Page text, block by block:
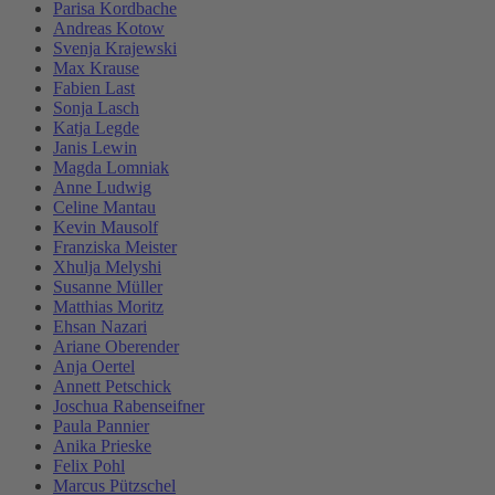
Parisa Kordbache
Andreas Kotow
Svenja Krajewski
Max Krause
Fabien Last
Sonja Lasch
Katja Legde
Janis Lewin
Magda Lomniak
Anne Ludwig
Celine Mantau
Kevin Mausolf
Franziska Meister
Xhulja Melyshi
Susanne Müller
Matthias Moritz
Ehsan Nazari
Ariane Oberender
Anja Oertel
Annett Petschick
Joschua Rabenseifner
Paula Pannier
Anika Prieske
Felix Pohl
Marcus Pützschel